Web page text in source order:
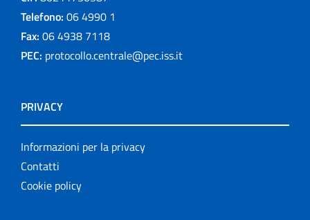
Telefono: 06 4990 1
Fax: 06 4938 7118
PEC: protocollo.centrale@pec.iss.it
PRIVACY
Informazioni per la privacy
Contatti
Cookie policy